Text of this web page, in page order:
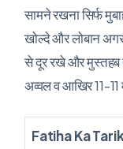
सामने रखना सिर्फ
खोल्दे और लोबान
से दूर रखे और मुस्तहब
अव्वल व आखिर 11-11
Fatiha Ka